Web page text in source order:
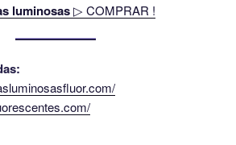
luminosas▷ COMPRAR !